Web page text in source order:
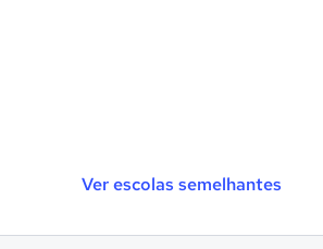
Ver escolas semelhantes